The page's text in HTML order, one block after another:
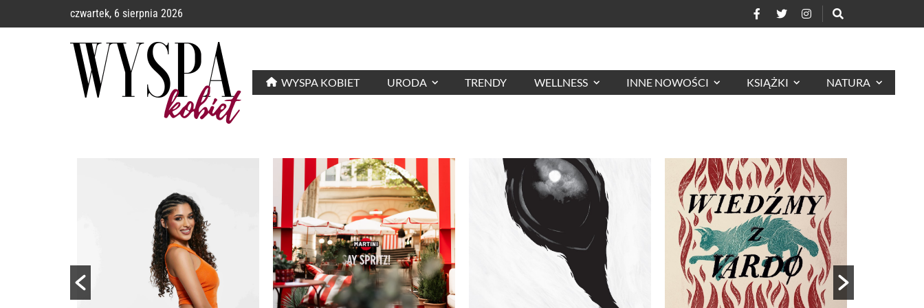
czwartek, 6 sierpnia 2026
WYSPA KOBIET URODA TRENDY WELLNESS INNE NOWOŚCI KSIĄŻKI NATURA